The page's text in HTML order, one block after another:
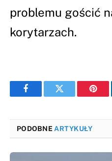
problemu gościć
korytarzach.
FacebookTwitter
PODOBNE ARTYKUŁY